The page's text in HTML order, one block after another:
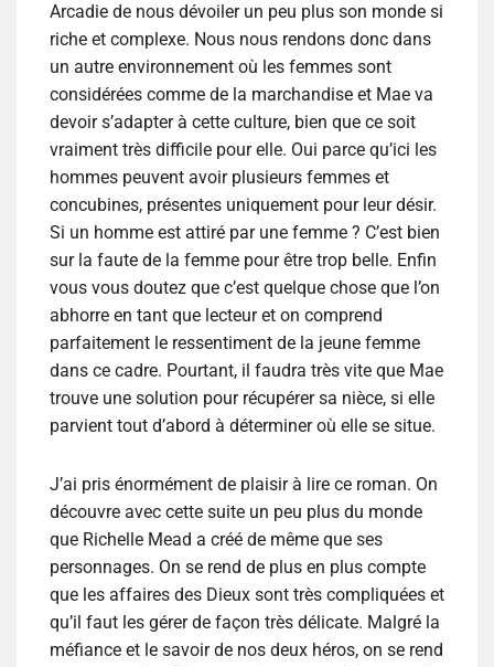
Arcadie de nous dévoiler un peu plus son monde si
riche et complexe. Nous nous rendons donc dans
un autre environnement où les femmes sont
considérées comme de la marchandise et Mae va
devoir s’adapter à cette culture, bien que ce soit
vraiment très difficile pour elle. Oui parce qu’ici les
hommes peuvent avoir plusieurs femmes et
concubines, présentes uniquement pour leur désir.
Si un homme est attiré par une femme ? C’est bien
sur la faute de la femme pour être trop belle. Enfin
vous vous doutez que c’est quelque chose que l’on
abhorre en tant que lecteur et on comprend
parfaitement le ressentiment de la jeune femme
dans ce cadre. Pourtant, il faudra très vite que Mae
trouve une solution pour récupérer sa nièce, si elle
parvient tout d’abord à déterminer où elle se situe.
J’ai pris énormément de plaisir à lire ce roman. On
découvre avec cette suite un peu plus du monde
que Richelle Mead a créé de même que ses
personnages. On se rend de plus en plus compte
que les affaires des Dieux sont très compliquées et
qu’il faut les gérer de façon très délicate. Malgré la
méfiance et le savoir de nos deux héros, on se rend